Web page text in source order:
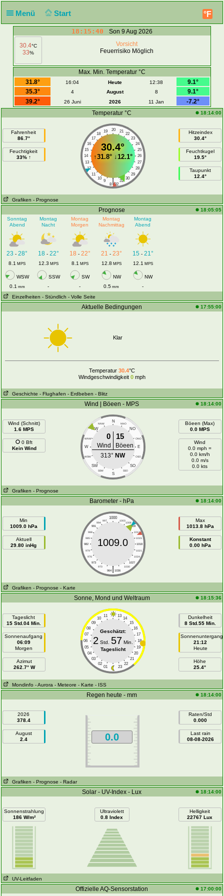
Menü Start °F
18:15:40
Son 9 Aug 2026
30.4°C
33%
Vorsicht
Feuerrisiko Möglich
Max. Min. Temperatur °C
31.8°
16:04 Heute 12:38
9.1°
35.3°
4 August 8
9.1°
39.2°
26 Juni 2026 11 Jan
-7.2°
Temperatur °C
18:14:00
Fahrenheit
86.7°
Feuchtigkeit
33% ↑
20
19 21
18
22
17
23
16
24
15
25
14
26
13
27
12
28
11
29
10
30
9 31
|
8 32
30.4°
↑31.8°↓12.1°
Hitzeindex
30.4°
Feuchtkugel
19.5°
Taupunkt
12.4°
Grafiken - Prognose
Prognose
18:05:05
Sonntag
Abend
Montag
Nacht
Montag
Morgen
Montag
Nachmittag
Montag
Abend
23 -28° 18- 22° 18 - 22° 21 - 23° 15- 21°
8.1 MPS 12.3 MPS 8.1 MPS 12.8 MPS 12.1 MPS
WSW SSW SW NW
NW
0.1 mm - - 0.5 mm
-
Einzelheiten - Stündlich - Volle Seite
Aktuelle Bedingungen 17:55:00
Klar
Temperatur 30.4°C
Windgeschwindigkeit 0mph
Geschichte - Flughafen - Erdbeben - Blitz
Wind | Böeen - MPS 18:14:00
Wind (Schnitt)
1.6 MPS
0 Bft
Kein Wind
N
NNW NNO
NW NO
WNW ONO
W E
WSW OSO
SW SO
SSW SSO
S
0 15
Wind
Böeen
313° NW
Böeen (Max)
0.0 MPS
Wind
0.0 mph =
0.0 km/h
0.0 m/s
0.0 kts
Grafiken - Prognose
Barometer - hPa 18:14:00
Min
1009.0 hPa
Aktuell
29.80 inHg
1000
997 1003
994
1006
991
1009
988
1012
985
1015
982
1018
979
1021
976
1024
973
1027
970
1030
|
964 1036
1009.0
Max
1013.8 hPa
Konstant
0.00 hPa
Grafiken - Prognose - Karte
Sonne, Mond und Weltraum 18:15:36
Tageslicht
15 Std.04 Min.
Sonnenaufgang
06:09
Morgen
Azimut
262.7° W
11 13
10
14
09
15
08
16
07
17
06
18
05
19
04
20
03
21
02
22
01 23
Geschätzt:
2 Std. 57 Min.
Tageslicht
Dunkelheit
8 Std.55 Min.
Sonnenuntergang
21:12
Heute
Höhe
25.4°
Mondinfo - Aurora - Meteore - Karte - ISS
Regen heute - mm 18:14:00
2026
378.4
August
2.4
0.0
Raten/Std
0.000
Last rain
08-08-2026
Grafiken - Prognose - Radar
Solar - UV-Index - Lux 18:14:00
Sonnenstrahlung
186 W/m²
Ultraviolett
0.8 Index
Helligkeit
22767 Lux
UV-Leitfaden
Offizielle AQ-Sensorstation 17:00:00